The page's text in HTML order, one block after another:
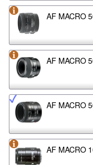
AF MACRO
AF MACRO
AF MACRO
AF MACRO